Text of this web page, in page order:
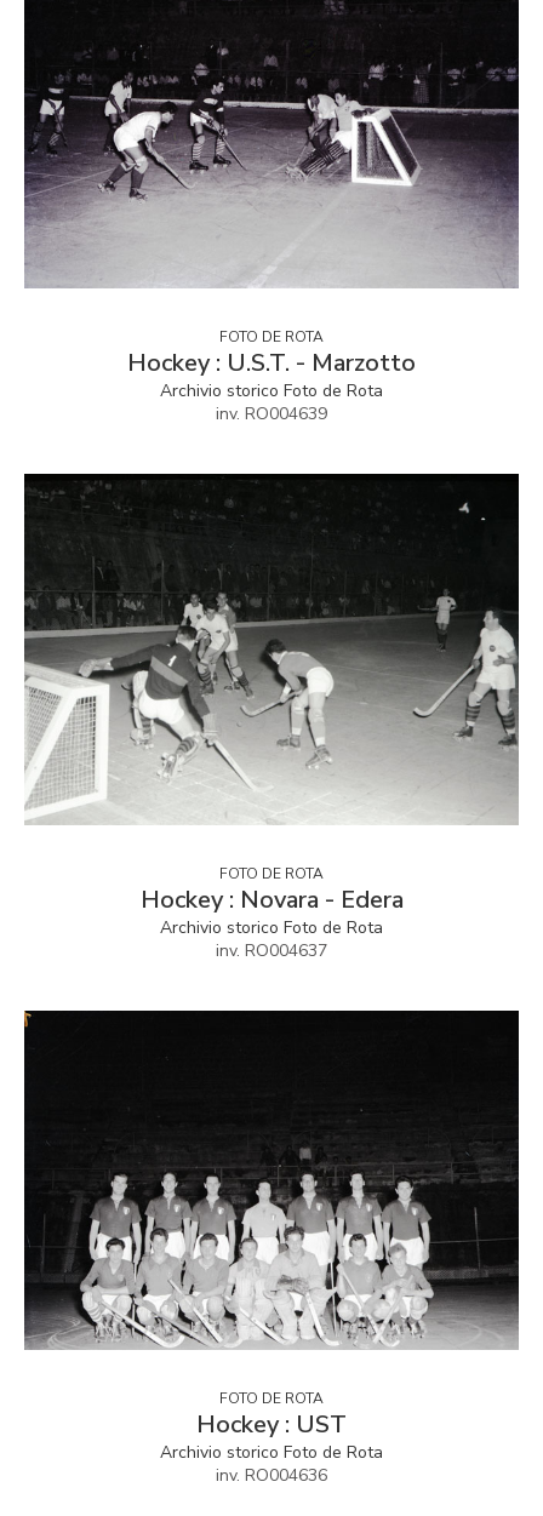
FOTO DE ROTA
Hockey : U.S.T. - Marzotto
Archivio storico Foto de Rota
inv. RO004639
FOTO DE ROTA
Hockey : Novara - Edera
Archivio storico Foto de Rota
inv. RO004637
FOTO DE ROTA
Hockey : UST
Archivio storico Foto de Rota
inv. RO004636